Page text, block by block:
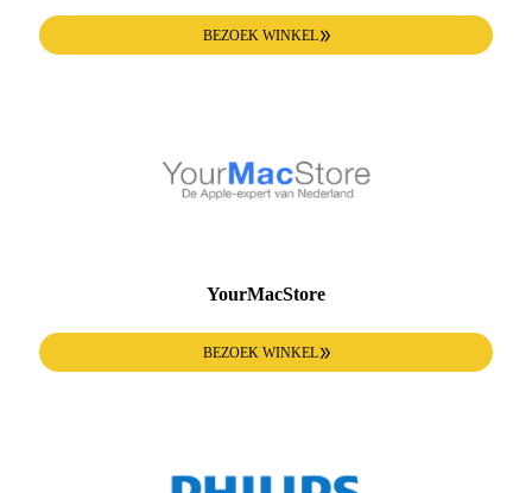
BEZOEK WINKEL
YourMacStore
BEZOEK WINKEL